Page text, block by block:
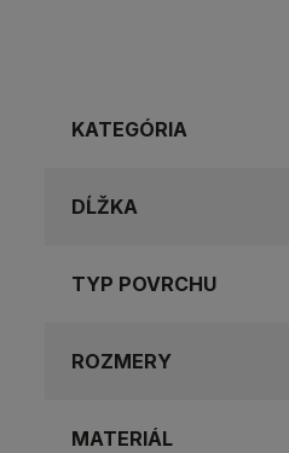
KATEGÓRIA
DĹŽKA
TYP POVRCHU
ROZMERY
MATERIÁL